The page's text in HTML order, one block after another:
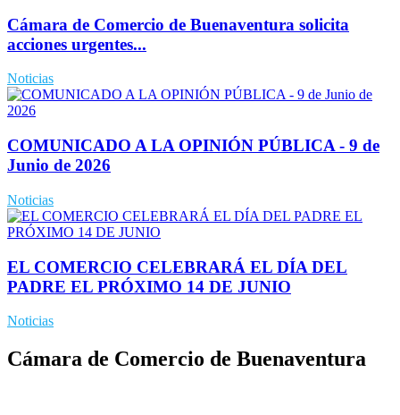
Cámara de Comercio de Buenaventura solicita
acciones urgentes...
Noticias
COMUNICADO A LA OPINIÓN PÚBLICA - 9 de
Junio de 2026
Noticias
EL COMERCIO CELEBRARÁ EL DÍA DEL
PADRE EL PRÓXIMO 14 DE JUNIO
Noticias
Cámara de Comercio de Buenaventura